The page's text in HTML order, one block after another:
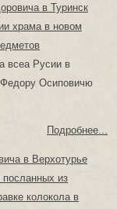
в Туринск
храма в новом
всеа Русии в
Федору Осиповичю
Подробнее...
в Верхотурье
из
колокола в